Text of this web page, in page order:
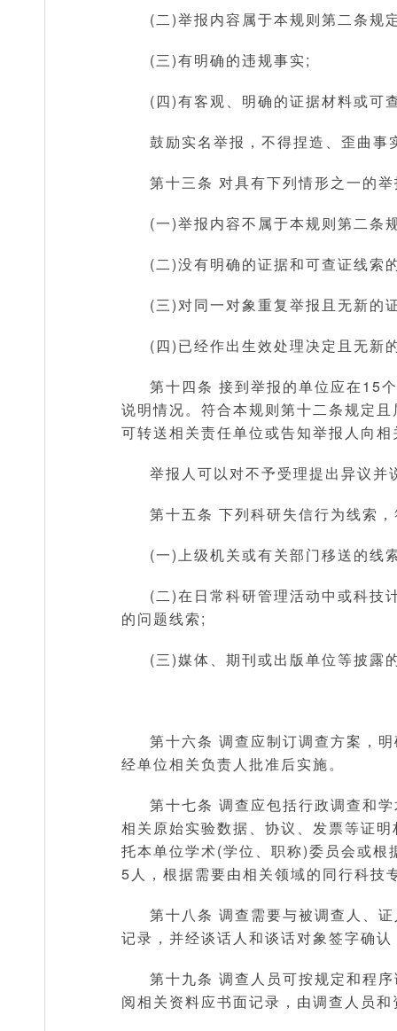
(二)举报内容属于本规则第二条规
(三)有明确的违规事实;
(四)有客观、明确的证据材料或可
鼓励实名举报，不得捏造、歪曲事
第十三条 对具有下列情形之一的
(一)举报内容不属于本规则第二条
(二)没有明确的证据和可查证线索
(三)对同一对象重复举报且无新的
(四)已经作出生效处理决定且无新
第十四条 接到举报的单位应在15
说明情况。符合本规则第十二条规定
可转送相关责任单位或告知举报人向
举报人可以对不予受理提出异议
第十五条 下列科研失信行为线索
(一)上级机关或有关部门移送的线
(二)在日常科研管理活动中或科技
的问题线索;
(三)媒体、期刊或出版单位等披露
第十六条 调查应制订调查方案，
经单位相关负责人批准后实施。
第十七条 调查应包括行政调查和
相关原始实验数据、协议、发票等证
托本单位学术(学位、职称)委员会或
5人，根据需要由相关领域的同行科技
第十八条 调查需要与被调查人、
记录，并经谈话人和谈话对象签字确
第十九条 调查人员可按规定和程
阅相关资料应书面记录，由调查人员